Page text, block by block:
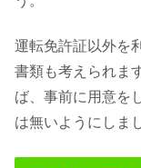
運転免許証以外を
書類も考えられま
ば、事前に用意を
は無いようにしま